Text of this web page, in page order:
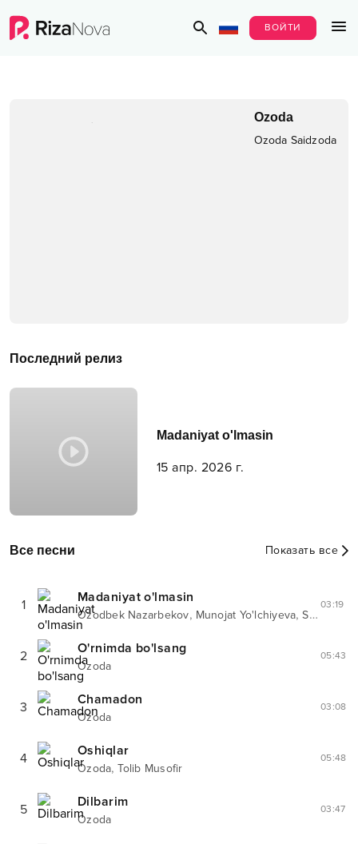
ВОЙТИ
Ozoda
Ozoda Saidzoda
Последний релиз
Madaniyat o'lmasin
15 апр. 2026 г.
Все песни Показать все
1 Madaniyat o'lmasin
Ozodbek Nazarbekov, Munojat Yo'lchiyeva,Sato guruhi
03:19
2 O'rnimda bo'lsang
Ozoda
05:43
3 Chamadon
Ozoda
03:08
4 Oshiqlar
Ozoda,Tolib Musofir
05:48
5 Dilbarim
Ozoda
03:47